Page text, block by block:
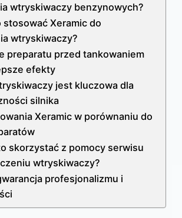
wtryskiwaczy benzynowych?
stosować Xeramic do
wtryskiwaczy?
preparatu przed tankowaniem
efekty
jest kluczowa dla
silnika
Xeramic w porównaniu do
skorzystać z pomocy serwisu
wtryskiwaczy?
profesjonalizmu i